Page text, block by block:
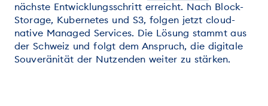
nächste Entwicklungsschritt erreicht. Nach Block-
Storage, Kubernetes und S3, folgen jetzt cloud-
native Managed Services. Die Lösung stammt aus
der Schweiz und folgt dem Anspruch, die digitale
Souveränität der Nutzenden weiter zu stärken.